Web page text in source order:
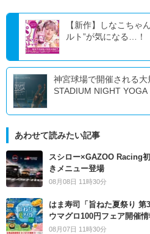
【新作】しなこちゃ
ルト”が気になる…！
神宮球場で開催される
STADIUM NIGHT YOGA
あわせて読みたい記事
スシロー×GAZOO Racing
きメニュー登場
08月08日 11時30分
はま寿司「旨ねた夏祭り 第
ウマグロ100円フェア開催情
08月07日 11時30分